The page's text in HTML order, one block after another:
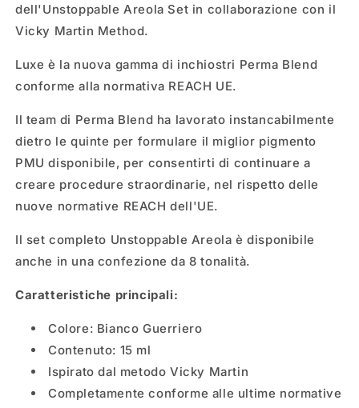
dell'Unstoppable Areola Set in collaborazione con il
Vicky Martin Method.
Luxe è la nuova gamma di inchiostri Perma Blend
conforme alla normativa REACH UE.
Il team di Perma Blend ha lavorato instancabilmente
dietro le quinte per formulare il miglior pigmento
PMU disponibile, per consentirti di continuare a
creare procedure straordinarie, nel rispetto delle
nuove normative REACH dell'UE.
Il set completo Unstoppable Areola è disponibile
anche in una confezione da 8 tonalità.
Caratteristiche principali:
Colore: Bianco Guerriero
Contenuto: 15 ml
Ispirato dal metodo Vicky Martin
Completamente conforme alle ultime normative